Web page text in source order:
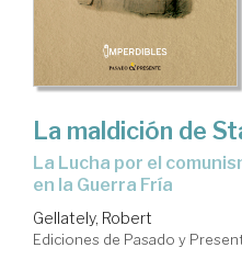
La maldición de
La Lucha por el comunismo en la Guerra Mundial y
en la Guerra Fría
Gellately, Robert
Ediciones de Pasado y